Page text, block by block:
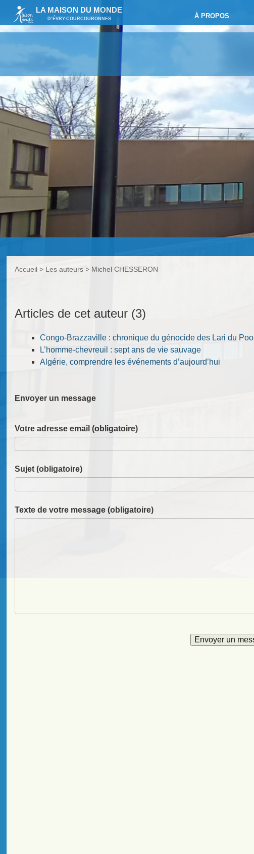
LA MAISON DU MONDE
D’ÉVRY-COURCOURONNES À PROPOS
Accueil > Les auteurs > Michel CHESSERON
Articles de cet auteur (3)
Congo-Brazzaville : chronique du génocide des Lari du Pool
L’homme-chevreuil : sept ans de vie sauvage
Algérie, comprendre les événements d’aujourd’hui
Envoyer un message
Votre adresse email (obligatoire)
Sujet (obligatoire)
Texte de votre message (obligatoire)